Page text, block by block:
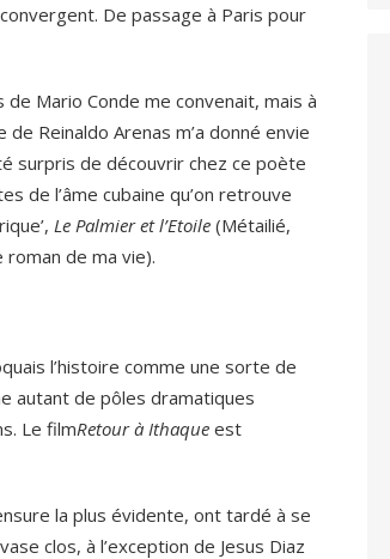
De passage à Paris pour
Mario Conde me convenait, mais à
Reinaldo Arenas m’a donné envie
surpris de découvrir chez ce poète
de l’âme cubaine qu’on retrouve
Le Palmier et l’Etoile (Métailié,
roman de ma vie).
l’histoire comme une sorte de
autant de pôles dramatiques
Le filmRetour à Ithaque est
la plus évidente, ont tardé à se
clos, à l’exception de Jesus Diaz